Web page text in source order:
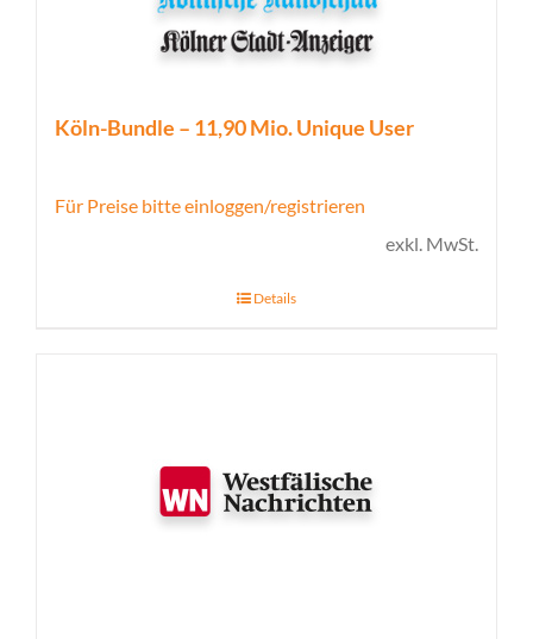
Köln-Bundle – 11,90 Mio. Unique User
Für Preise bitte einloggen/registrieren
exkl. MwSt.
Details